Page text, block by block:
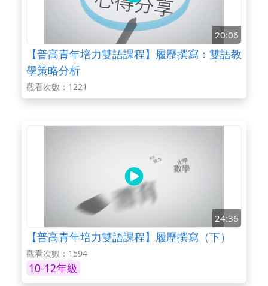
20:06
【普高青年培力雙語課程】履歷撰寫：雙語教
學策略分析
觀看次數：1221
24:36
【普高青年培力雙語課程】履歷撰寫（下）
觀看次數：1594
10-12年級